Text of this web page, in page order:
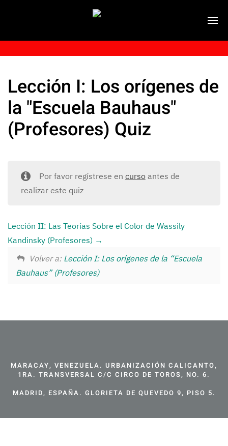
Lección I: Los orígenes de
la "Escuela Bauhaus"
(Profesores) Quiz
Por favor regístrese en cursoantes de
realizar este quiz
Lección II: Las Teorías Sobre el Color de Wassily
Kandinsky (Profesores)
Volver a: Lección I: Los orígenes de la “Escuela
Bauhaus” (Profesores)
MARACAY, VENEZUELA. URBANIZACIÓN CALICANTO,
1RA. TRANSVERSAL C/C CIRCO DE TOROS, NO. 6.
MADRID, ESPAÑA. GLORIETA DE QUEVEDO 9, PISO 5.